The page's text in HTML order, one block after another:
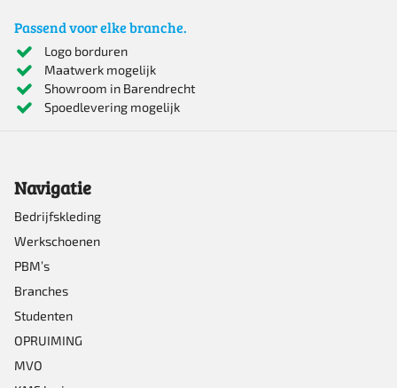
variaties.
Deze
optie
worden
op
de
productpagina
Passend voor elke branche.
Logo borduren
Maatwerk mogelijk
Showroom in Barendrecht
Spoedlevering mogelijk
Navigatie
Bedrijfskleding
Werkschoenen
PBM’s
Branches
Studenten
OPRUIMING
MVO